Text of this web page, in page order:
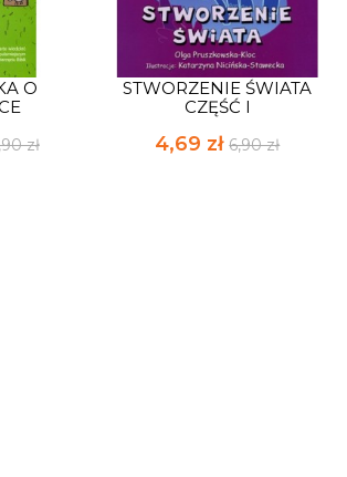
O
zł
STWORZENIE ŚWIATA
CZĘŚĆ I
4,69 zł6,90 zł